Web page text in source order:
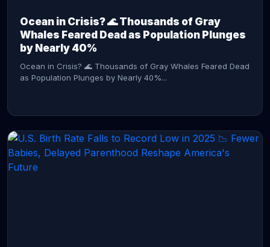
Ocean in Crisis? 🌊 Thousands of Gray
Whales Feared Dead as Population Plunges
by Nearly 40%
Ocean in Crisis? 🌊 Thousands of Gray Whales Feared Dead
as Population Plunges by Nearly 40%...